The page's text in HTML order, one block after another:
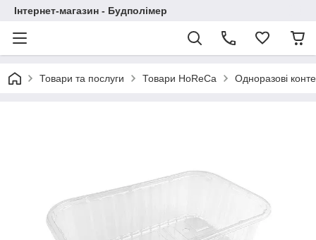
Інтернет-магазин - Будполімер
Товари та послуги Товари HoReCa Одноразові